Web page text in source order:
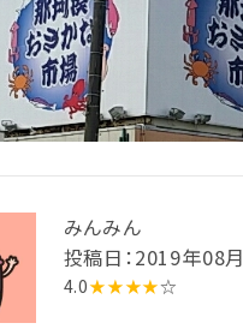
みんみん
投稿日：2019年08
4.0★★★★☆